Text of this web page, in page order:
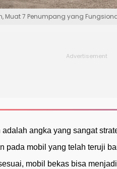
Muat 7 Penumpang yang
adalah angka yang sangat
pada mobil yang telah teruji
mobil bekas bisa